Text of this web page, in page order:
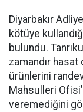
Diyarbakır
kötüye
bulundu.
zamandır
ürünlerini
Mahsulleri
veremediğini